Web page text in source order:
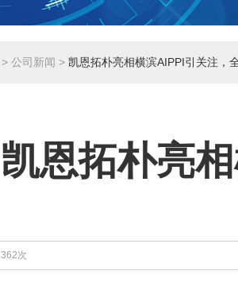
> 公司新闻 > 凯恩拓朴亮相横滨AIPPI引关注，
凯恩拓朴亮
362次